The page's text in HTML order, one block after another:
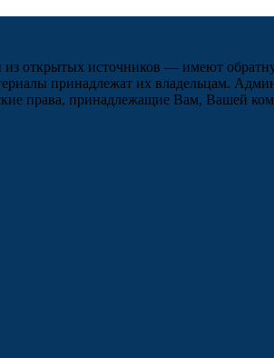
открытых источников — имеют
принадлежат их владельцам.
права, принадлежащие Вам, Вашей